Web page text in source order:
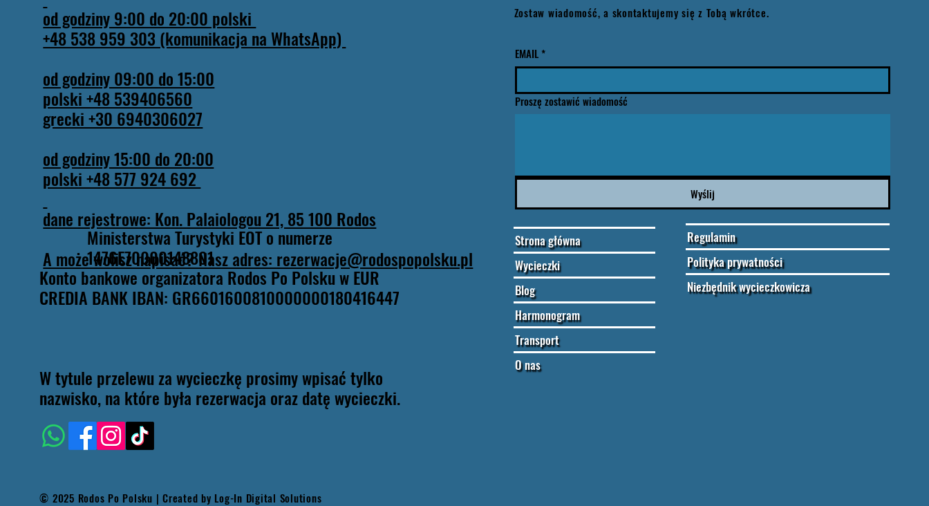
od godziny 9:00 do 20:00 polski
+48 538 959 303 (komunikacja na WhatsApp)
od godziny 09:00 do 15:00
polski +48 539406560
grecki +30 6940306027
od godziny 15:00 do 20:00
polski +48 577 924 692
dane rejestrowe: Kon. Palaiologou 21, 85 100 Rodos
A może wolisz napisać? Nasz adres: rezerwacje@rodospopolsku.pl
Ministerstwa Turystyki EOT o numerze
1476E70000148801
Konto bankowe organizatora Rodos Po Polsku w EUR
CREDIA BANK IBAN: GR6601600810000000180416447
W tytule przelewu za wycieczkę prosimy wpisać tylko
nazwisko, na które była rezerwacja oraz datę wycieczki.
© 2025 Rodos Po Polsku | Created by Log-In Digital Solutions
Zostaw wiadomość, a skontaktujemy się z Tobą wkrótce.
EMAIL *
Proszę zostawić wiadomość
Wyślij
Strona główna
Wycieczki
Blog
Harmonogram
Transport
O nas
Regulamin
Polityka prywatności
Niezbędnik wycieczkowicza